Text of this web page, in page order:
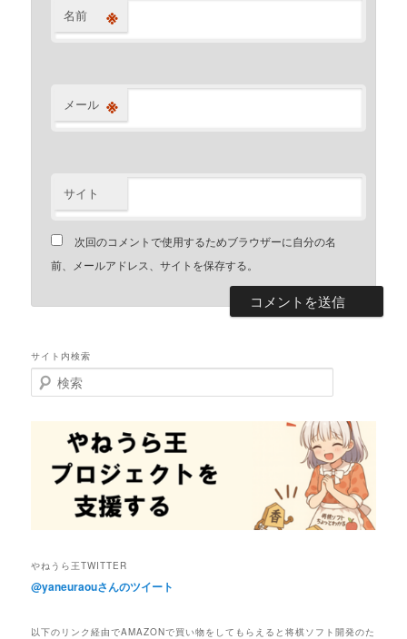
名前 ※
メール ※
サイト
次回のコメントで使用するためブラウザーに自分の名
前、メールアドレス、サイトを保存する。
サイト内検索
検
索
やねうら王TWITTER
@yaneuraouさんのツイート
以下のリンク経由でAMAZONで買い物をしてもらえると将棋ソフト開発のた